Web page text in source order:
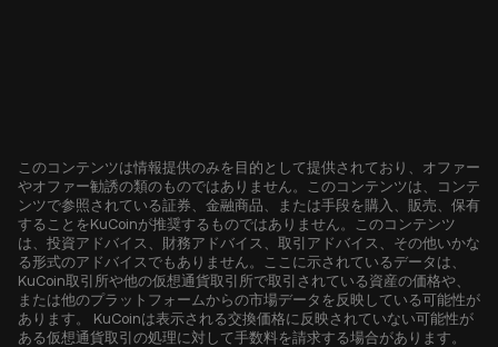
このコンテンツは情報提供のみを目的として提供されており、オファー
やオファー勧誘の類のものではありません。このコンテンツは、コンテ
ンツで参照されている証券、金融商品、または手段を購入、販売、保有
することをKuCoinが推奨するものではありません。このコンテンツ
は、投資アドバイス、財務アドバイス、取引アドバイス、その他いかな
る形式のアドバイスでもありません。ここに示されているデータは、
KuCoin取引所や他の仮想通貨取引所で取引されている資産の価格や、
または他のプラットフォームからの市場データを反映している可能性が
あります。 KuCoinは表示される交換価格に反映されていない可能性が
ある仮想通貨取引の処理に対して手数料を請求する場合があります。